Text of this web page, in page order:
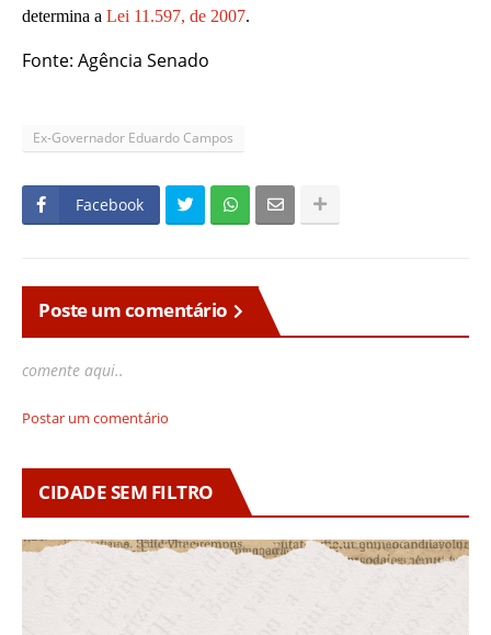
determina a Lei 11.597, de 2007.
Fonte: Agência Senado
Ex-Governador Eduardo Campos
Facebook
Poste um comentário
comente aqui..
Postar um comentário
CIDADE SEM FILTRO